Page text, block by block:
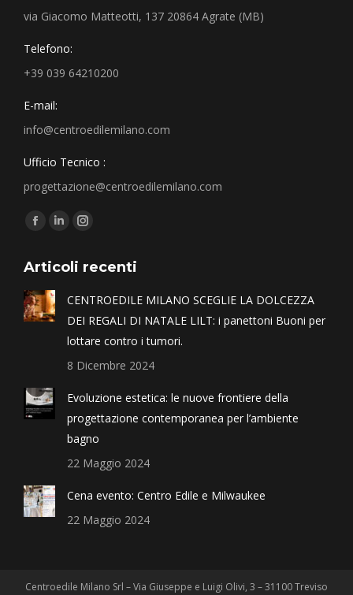
via Giacomo Matteotti, 137 20864 Agrate (MB)
Telefono:
+39 039 64210200
E-mail:
info@centroedilemilano.com
Ufficio Tecnico :
progettazione@centroedilemilano.com
Find us on:
Articoli recenti
CENTROEDILE MILANO SCEGLIE LA DOLCEZZA
DEI REGALI DI NATALE LILT: i panettoni Buoni per
lottare contro i tumori.
8 Dicembre 2024
Evoluzione estetica: le nuove frontiere della
progettazione contemporanea per l’ambiente
bagno
22 Maggio 2024
Cena evento: Centro Edile e Milwaukee
22 Maggio 2024
Centroedile Milano Srl – Via Giuseppe e Luigi Olivi, 3 – 31100 Treviso